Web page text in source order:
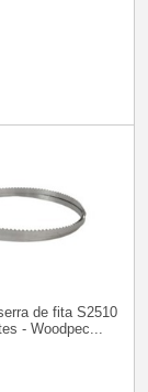
de fita S2510
- Woodpec...